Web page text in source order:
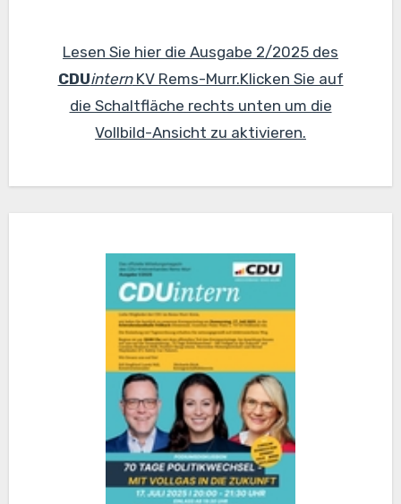
Lesen Sie hier die Ausgabe 2/2025 des
CDUinternKV Rems-Murr.Klicken Sie auf
die Schaltfläche rechts unten um die
Vollbild-Ansicht zu aktivieren.